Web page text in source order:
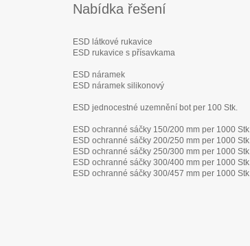
Nabídka řešení
ESD látkové rukavice
ESD rukavice s přísavkama
ESD náramek
ESD náramek silikonový
ESD jednocestné uzemnění bot per 100 Stk.
ESD ochranné sáčky 150/200 mm per 1000 Stk.
ESD ochranné sáčky 200/250 mm per 1000 Stk.
ESD ochranné sáčky 250/300 mm per 1000 Stk.
ESD ochranné sáčky 300/400 mm per 1000 Stk.
ESD ochranné sáčky 300/457 mm per 1000 Stk.